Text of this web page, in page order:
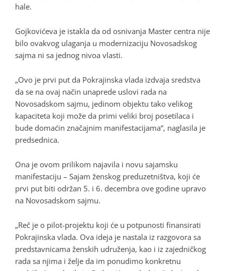
hale.
Gojkovićeva je istakla da od osnivanja Master centra nije
bilo ovakvog ulaganja u modernizaciju Novosadskog
sajma ni sa jednog nivoa vlasti.
„Ovo je prvi put da Pokrajinska vlada izdvaja sredstva
da se na ovaj način unaprede uslovi rada na
Novosadskom sajmu, jedinom objektu tako velikog
kapaciteta koji može da primi veliki broj posetilaca i
bude domaćin značajnim manifestacijama“, naglasila je
predsednica.
Ona je ovom prilikom najavila i novu sajamsku
manifestaciju – Sajam ženskog preduzetništva, koji će
prvi put biti održan 5. i 6. decembra ove godine upravo
na Novosadskom sajmu.
„Reč je o pilot-projektu koji će u potpunosti finansirati
Pokrajinska vlada. Ova ideja je nastala iz razgovora sa
predstavnicama ženskih udruženja, kao i iz zajedničkog
rada sa njima i želje da im ponudimo konkretnu